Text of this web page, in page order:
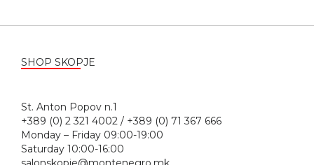
SHOP SKOPJE
St. Anton Popov n.1
+389 (0) 2 321 4002 / +389 (0) 71 367 666
Monday – Friday 09:00-19:00
Saturday 10:00-16:00